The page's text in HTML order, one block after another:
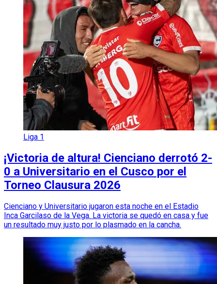
Liga 1
¡Victoria de altura! Cienciano derrotó 2-
0 a Universitario en el Cusco por el
Torneo Clausura 2026
Cienciano y Universitario jugaron esta noche en el Estadio
Inca Garcilaso de la Vega. La victoria se quedó en casa y fue
un resultado muy justo por lo plasmado en la cancha.